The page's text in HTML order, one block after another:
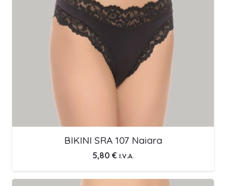
BIKINI SRA 107 Naiara
5,80 € I.V.A.